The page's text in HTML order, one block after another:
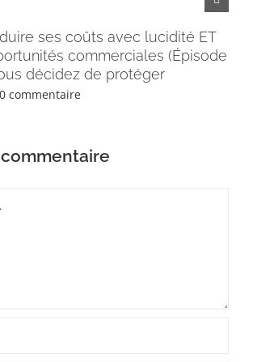
ses coûts avec lucidité ET
commerciales (Épisode
décidez de protéger
0 commentaire